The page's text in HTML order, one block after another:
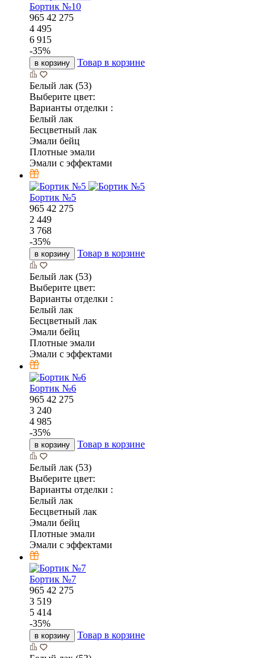
Бортик №10
965 42 275
4 495
6 915
-35%
в корзину Товар в корзине
Белый лак (53)
Выберите цвет:
Варианты отделки :
Белый лак
Бесцветный лак
Эмали бейц
Плотные эмали
Эмали с эффектами
Бортик №5
965 42 275
2 449
3 768
-35%
в корзину Товар в корзине
Белый лак (53)
Выберите цвет:
Варианты отделки :
Белый лак
Бесцветный лак
Эмали бейц
Плотные эмали
Эмали с эффектами
Бортик №6
965 42 275
3 240
4 985
-35%
в корзину Товар в корзине
Белый лак (53)
Выберите цвет:
Варианты отделки :
Белый лак
Бесцветный лак
Эмали бейц
Плотные эмали
Эмали с эффектами
Бортик №7
965 42 275
3 519
5 414
-35%
в корзину Товар в корзине